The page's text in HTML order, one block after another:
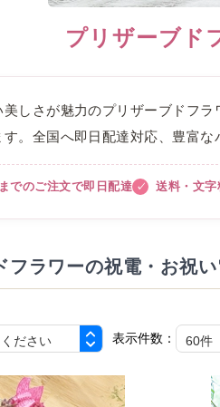
プリザーブド
しさが魅力のプリザーブドフラ
す。全国へ即日配達対応、豊富な
でのご注文で即日配達 送料・文字
フラワーの祝電・お祝
表示件数：